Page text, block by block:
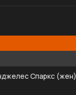
Спаркс (жен)